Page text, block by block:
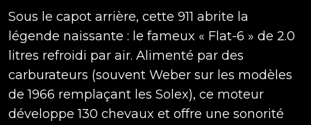
Sous le capot arrière, cette 911 abrite la
légende naissante : le fameux « Flat-6 » de 2.0
litres refroidi par air. Alimenté par des
carburateurs (souvent Weber sur les modèles
de 1966 remplaçant les Solex), ce moteur
développe 130 chevaux et offre une sonorité